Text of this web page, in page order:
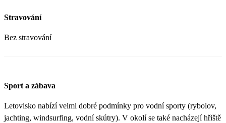
Stravování
Bez stravování
Sport a zábava
Letovisko nabízí velmi dobré podmínky pro vodní sporty (rybolov,
jachting, windsurfing, vodní skútry). V okolí se také nacházejí hřiště